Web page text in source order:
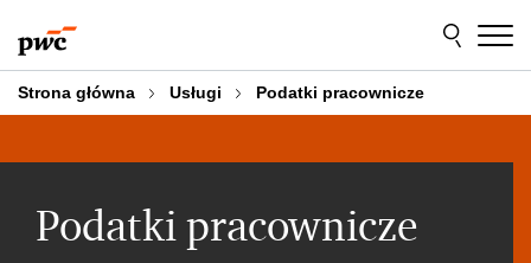
do
treści
do
stopki
Strona główna Usługi Podatki pracownicze
Podatki pracownicze